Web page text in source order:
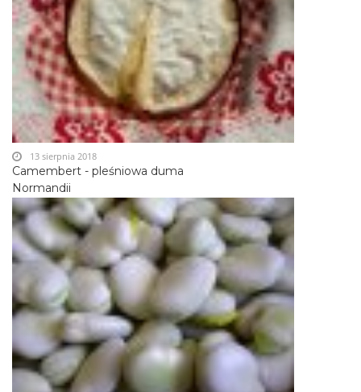
Camembert - pleśniowa duma
Normandii
13 sierpnia 2018